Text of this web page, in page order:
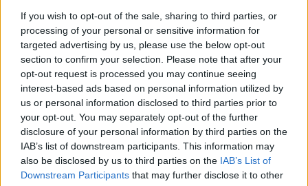
If you wish to opt-out of the sale, sharing to third parties, or
processing of your personal or sensitive information for
targeted advertising by us, please use the below opt-out
section to confirm your selection. Please note that after your
opt-out request is processed you may continue seeing
interest-based ads based on personal information utilized by
us or personal information disclosed to third parties prior to
your opt-out. You may separately opt-out of the further
disclosure of your personal information by third parties on the
IAB’s list of downstream participants. This information may
also be disclosed by us to third parties on the IAB’s List of
Downstream Participants that may further disclose it to other
un’economia energetica sostenibile».